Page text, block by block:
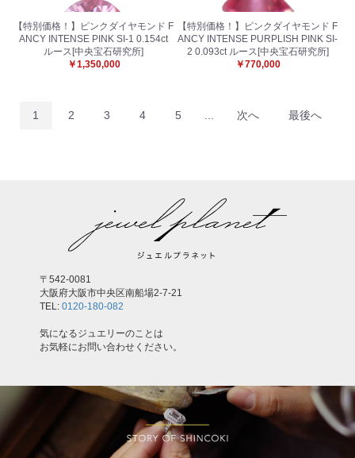
【特別価格！】ピンクダイヤモンド F
ANCY INTENSE PINK SI-1 0.154ct
ルース[中央宝石研究所]
￥1,350,000
【特別価格！】ピンクダイヤモンド F
ANCY INTENSE PURPLISH PINK SI-
2 0.093ct ルース[中央宝石研究所]
￥770,000
1 2 3 4 5 次へ 最後へ
〒542-0081
大阪府大阪市中央区南船場2-7-21
TEL: 0120-180-082
気になるジュエリーのことは
お気軽にお問い合わせください。